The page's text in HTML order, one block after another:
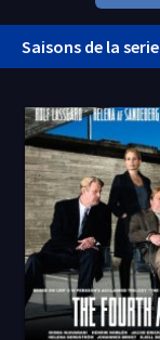
Saisons de la